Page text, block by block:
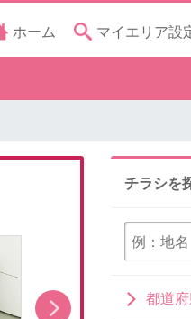
ホーム マイエリア設
チラシを
都道